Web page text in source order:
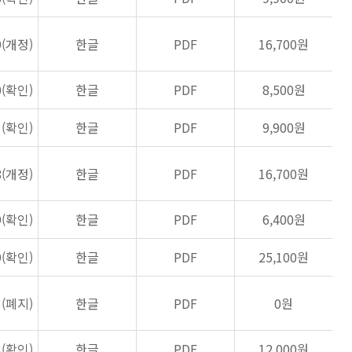
정) 한글 PDF 16,700원
인) 한글 PDF
8,500원
인)
한글 PDF 9,900원
정) 한글 PDF 16,700원
인) 한글 PDF
6,400원
인)
한글 PDF 25,100원
지) 한글 PDF 0원